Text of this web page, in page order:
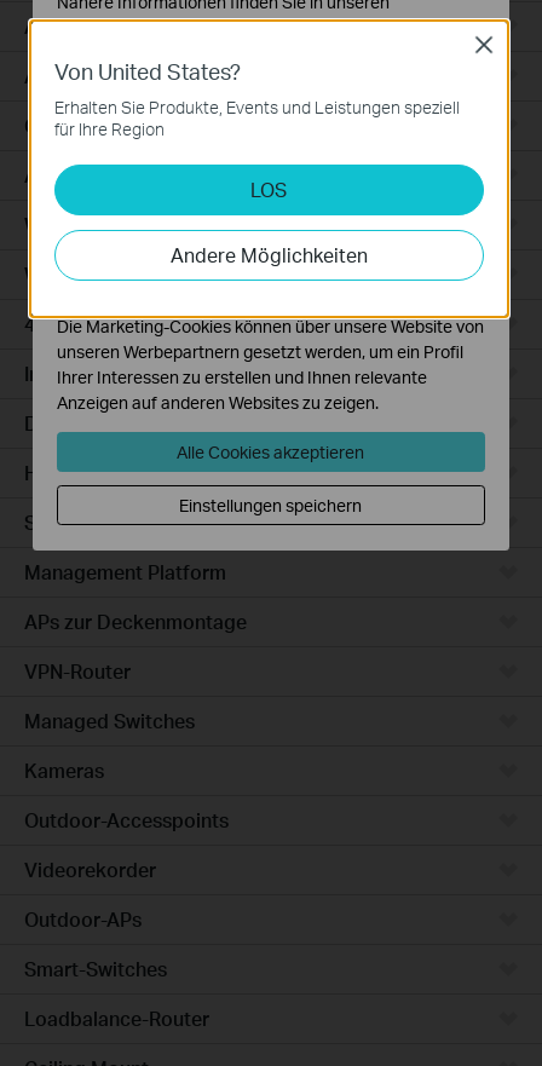
Access
Access Pro
GPON
Agile
Wired Gateways
WiFi Gateways
4G/5G WiFi Gateways
Integrated Gateways
DSL Gateways
Hardware
Software
Management Platform
APs zur Deckenmontage
VPN-Router
Managed Switches
Kameras
Outdoor-Accesspoints
Videorekorder
Outdoor-APs
Smart-Switches
Loadbalance-Router
Von United States?
Erhalten Sie Produkte, Events und Leistungen speziell
für Ihre Region
LOS
Andere Möglichkeiten
Close
Datenschutzhinweisen.
Notwendige Cookies
erforderlich und können in Ihren Systemen nicht
Analyse- und Marketing-Cookies
Analyse-Cookies ermöglichen es uns, Ihre Aktivitäten
auf unserer Website zu analysieren, um die
Funktionsweise unserer Website zu verbessern und
Die Marketing-Cookies können über unsere Website von
unseren Werbepartnern gesetzt werden, um ein Profil
Ihrer Interessen zu erstellen und Ihnen relevante
Anzeigen auf anderen Websites zu zeigen.
Alle Cookies akzeptieren
Einstellungen speichern